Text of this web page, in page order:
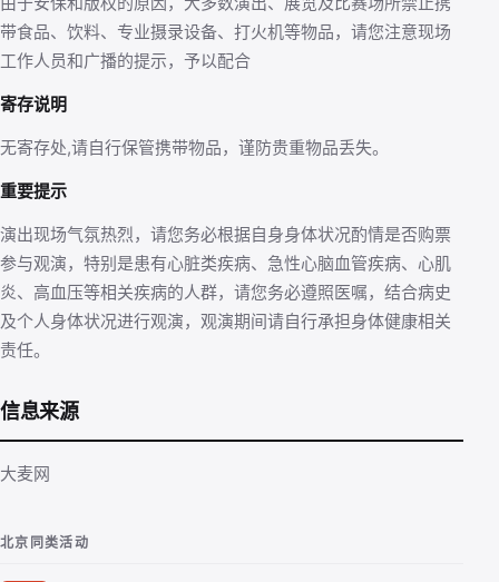
带食品、饮料、专业摄录设备、打火机等物品，请您注意现场
工作人员和广播的提示，予以配合
寄存说明
无寄存处,请自行保管携带物品，谨防贵重物品丢失。
重要提示
演出现场气氛热烈，请您务必根据自身身体状况酌情是否购票
参与观演，特别是患有心脏类疾病、急性心脑血管疾病、心肌
炎、高血压等相关疾病的人群，请您务必遵照医嘱，结合病史
及个人身体状况进行观演，观演期间请自行承担身体健康相关
责任。
信息来源
大麦网
北京同类活动